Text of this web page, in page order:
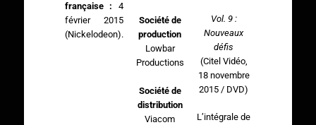
française : 4
février 2015
(Nickelodeon).
Société de
production
Lowbar
Productions
Société de
distribution
Viacom
Vol. 9 :
Nouveaux
défis
(Citel Vidéo,
18 novembre
2015 / DVD)
L’intégrale de